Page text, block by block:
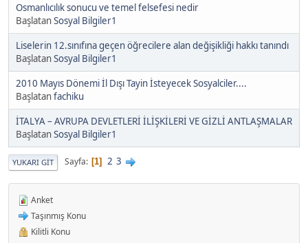
Osmanlıcılık sonucu ve temel felsefesi nedir
BaşlatanSosyal Bilgiler1
Liselerin 12.sınıfına geçen öğrecilere alan değişikliği hakkı tanındı
BaşlatanSosyal Bilgiler1
2010 Mayıs Dönemi İl Dışı Tayin İsteyecek Sosyalciler....
Başlatanfachiku
İTALYA – AVRUPA DEVLETLERİ İLİŞKİLERİ VE GİZLİ ANTLAŞMALAR
BaşlatanSosyal Bilgiler1
YUKARI GIT Sayfa 1 2 3
Anket
Taşınmış Konu
Kilitli Konu